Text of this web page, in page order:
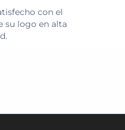
con el
su logo en alta